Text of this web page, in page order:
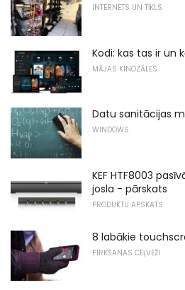
INTERNETS UN TĪKLS
Kodi: kas tas ir un
MĀJAS KINOZĀLES
Datu sanitācijas
WINDOWS
KEF HTF8003
josla - pārskats
PRODUKTU APSKATS
8 labākie
PIRKŠANAS CEĻVEŽI